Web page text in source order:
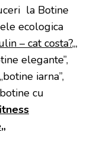
la Botine
ecologica
– cat costa?„,
elegante”,
iarna”,
cu
„